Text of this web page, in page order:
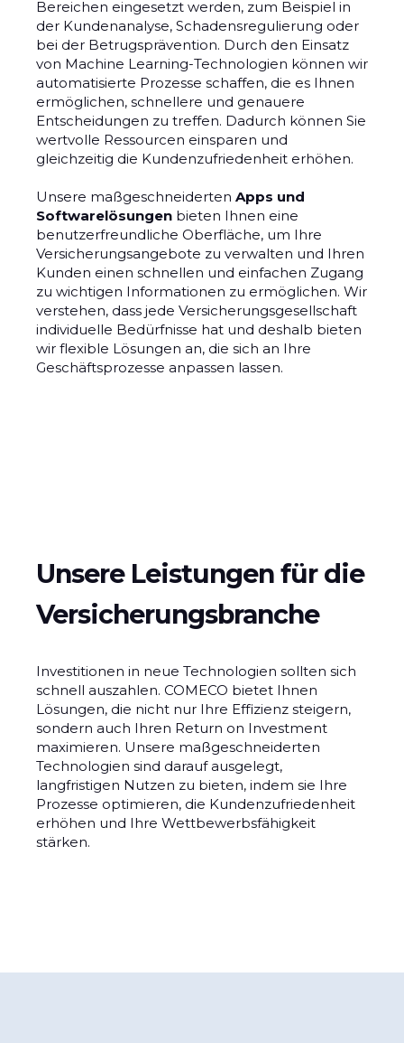
Bereichen eingesetzt werden, zum Beispiel in
der Kundenanalyse, Schadensregulierung oder
bei der Betrugsprävention. Durch den Einsatz
von Machine Learning-Technologien können wir
automatisierte Prozesse schaffen, die es Ihnen
ermöglichen, schnellere und genauere
Entscheidungen zu treffen. Dadurch können Sie
wertvolle Ressourcen einsparen und
gleichzeitig die Kundenzufriedenheit erhöhen.
Unsere maßgeschneiderten Apps und
Softwarelösungen bieten Ihnen eine
benutzerfreundliche Oberfläche, um Ihre
Versicherungsangebote zu verwalten und Ihren
Kunden einen schnellen und einfachen Zugang
zu wichtigen Informationen zu ermöglichen. Wir
verstehen, dass jede Versicherungsgesellschaft
individuelle Bedürfnisse hat und deshalb bieten
wir flexible Lösungen an, die sich an Ihre
Geschäftsprozesse anpassen lassen.
Unsere Leistungen für die
Versicherungsbranche
Investitionen in neue Technologien sollten sich
schnell auszahlen. COMECO bietet Ihnen
Lösungen, die nicht nur Ihre Effizienz steigern,
sondern auch Ihren Return on Investment
maximieren. Unsere maßgeschneiderten
Technologien sind darauf ausgelegt,
langfristigen Nutzen zu bieten, indem sie Ihre
Prozesse optimieren, die Kundenzufriedenheit
erhöhen und Ihre Wettbewerbsfähigkeit
stärken.